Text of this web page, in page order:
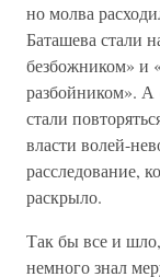
но молва
Баташева стали
безбожником» и
разбойником». А
стали
власти волей-
расследование,
раскрыло.
Так бы все и
немного знал